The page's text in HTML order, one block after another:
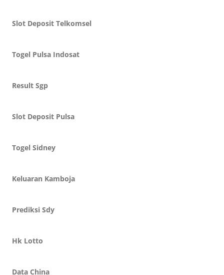
Slot Deposit Telkomsel
Togel Pulsa Indosat
Result Sgp
Slot Deposit Pulsa
Togel Sidney
Keluaran Kamboja
Prediksi Sdy
Hk Lotto
Data China